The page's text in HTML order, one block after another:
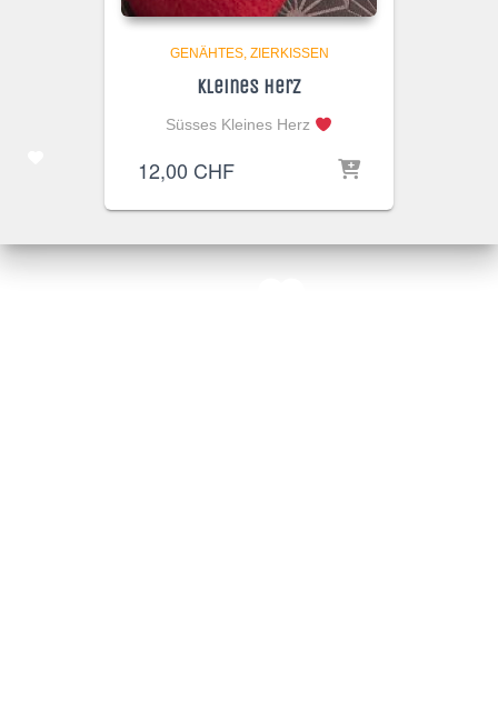
GENÄHTES ZIERKISSEN
Kleines Herz
Süsses Kleines Herz
12,00 CHF